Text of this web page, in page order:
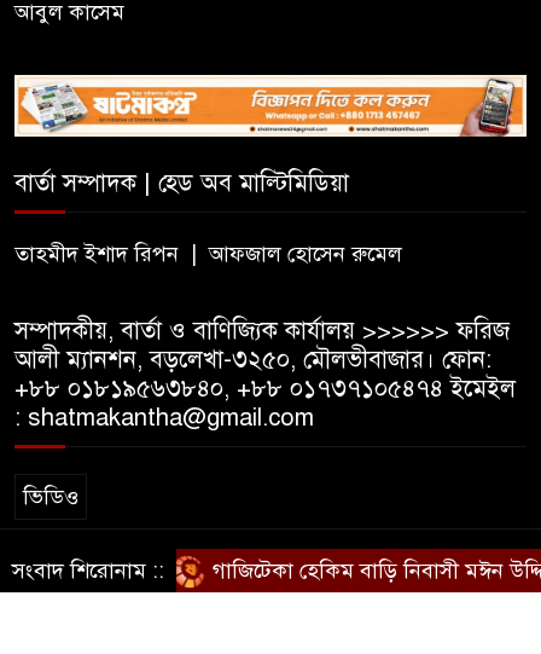
বিএসএফের গুলিতে কুলাউড়ার
যুবক নিহত
৫০০ টাকা মজুরিসহ বিভিন্ন দাবিতে
আবুল কাসেম
বার্তা সম্পাদক | হেড অব মাল্টিমিডিয়া
তাহমীদ ইশাদ রিপন | আফজাল হোসেন রুমেল
সম্পাদকীয়, বার্তা ও বাণিজ্যিক কার্যালয় >>>>>> ফরিজ
আলী ম্যানশন, বড়লেখা-৩২৫০, মৌলভীবাজার। ফোন:
+৮৮ ০১৮১৯৫৬৩৮৪০, +৮৮ ০১৭৩৭১০৫৪৭৪ ইমেইল
: shatmakantha@gmail.com
ভিডিও
স্বত্ব © ষাটমা মিডিয়া লিমিটেড
সংবাদ শিরোনাম :: গাজিটেকা হেকিম বাড়ি নিবাসী মঈন